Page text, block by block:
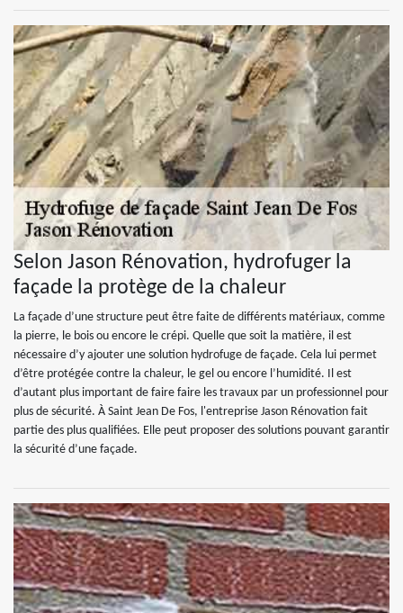
Selon Jason Rénovation, hydrofuger la
façade la protège de la chaleur
La façade d’une structure peut être faite de différents matériaux, comme
la pierre, le bois ou encore le crépi. Quelle que soit la matière, il est
nécessaire d’y ajouter une solution hydrofuge de façade. Cela lui permet
d’être protégée contre la chaleur, le gel ou encore l’humidité. Il est
d’autant plus important de faire faire les travaux par un professionnel pour
plus de sécurité. À Saint Jean De Fos, l'entreprise Jason Rénovation fait
partie des plus qualifiées. Elle peut proposer des solutions pouvant garantir
la sécurité d’une façade.